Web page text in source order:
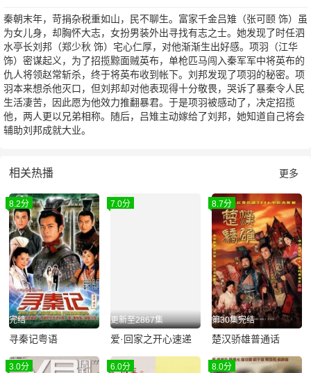
秦朝末年，苛捐杂税重如山，民不聊生。富家千金吕雉（张可颐 饰）虽
为女儿身，却胸怀大志，女扮男装外出寻找有志之士。她发现了时任泗
水亭长刘邦（郑少秋 饰）宅心仁厚，对他渐渐生出好感。项羽（江华
饰）密谋起义，为了招揽黥面贼英布，单枪匹马闯入秦军军中将英布的
仇人将领赵常斩杀，终于将英布收到帐下。刘邦发现了项羽的秘密。项
羽本来想杀他灭口，但刘邦却对他表现得十分敬畏，哭诉了暴秦令人民
生活凄苦，因此愿为他效力推翻暴君。于是项羽被感动了，决定招揽
他，两人更以兄弟相称。随后，吕雉主动嫁给了刘邦，她知道自己将会
辅助刘邦成就大业。
相关热播 更多
8.2分
完结
寻秦记粤语
7.0分
更新至2867集
爱·回家之开心速递
8.7分
第30集完结
楚汉骄雄普通话
3.0分 6.0分 8.0分